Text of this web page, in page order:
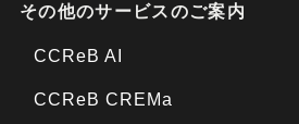
その他のサービスのご案内
CCReB AI
CCReB CREMa